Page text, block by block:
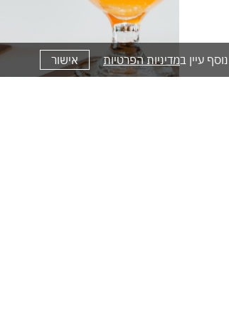
מדיניות הפרטיות אישור